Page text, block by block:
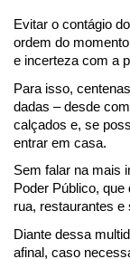
Evitar o contágio
ordem do
e incerteza com a
Para isso,
dadas – desde
calçados e, se
entrar em casa.
Sem falar na mais
Poder Público,
rua, restaurantes e
Diante dessa
afinal, caso